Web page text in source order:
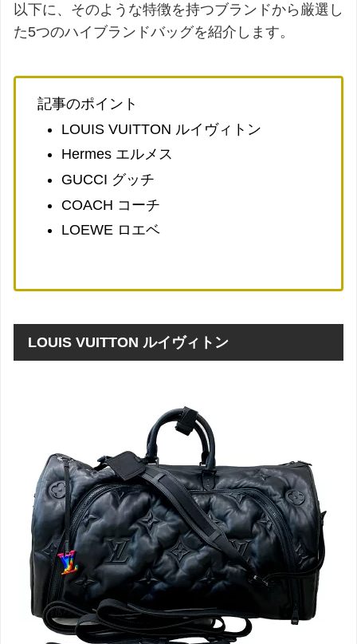
以下に、そのような特徴を持つブランドから厳選し
た5つのハイブランドバッグを紹介します。
記事のポイント
LOUIS VUITTON ルイヴィトン
Hermes エルメス
GUCCI グッチ
COACH コーチ
LOEWE ロエベ
LOUIS VUITTON ルイヴィトン